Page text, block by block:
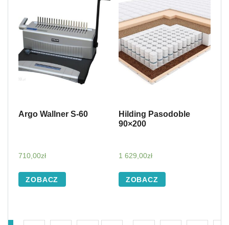
Argo Wallner S-60
710,00zł
ZOBACZ
Hilding Pasodoble
90×200
1 629,00zł
ZOBACZ